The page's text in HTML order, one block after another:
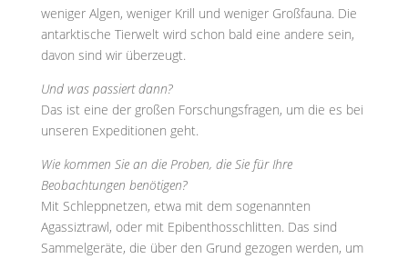
weniger Algen, weniger Krill und weniger Großfauna. Die
antarktische Tierwelt wird schon bald eine andere sein,
davon sind wir überzeugt.
Und was passiert dann?
Das ist eine der großen Forschungsfragen, um die es bei
unseren Expeditionen geht.
Wie kommen Sie an die Proben, die Sie für Ihre
Beobachtungen benötigen?
Mit Schleppnetzen, etwa mit dem sogenannten
Agassiztrawl, oder mit Epibenthosschlitten. Das sind
Sammelgeräte, die über den Grund gezogen werden, um